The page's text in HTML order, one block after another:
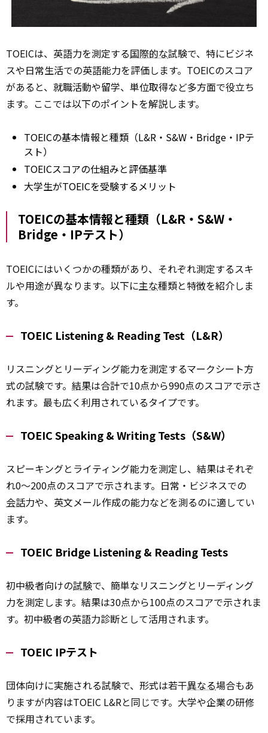
TOEICは、英語力を測定する国際的な試験で、特にビジネ
スや日常生活での英語能力を評価します。TOEICのスコア
があると、就職活動や留学、単位取得など多方面で役立ち
ます。ここでは以下のポイントを解説します。
TOEICの基本情報と種類（L&R・S&W・Bridge・IPテ
スト）
TOEICスコアの仕組みと評価基準
大学生がTOEICを受験するメリット
TOEICの基本情報と種類（L&R・S&W・
Bridge・IPテスト）
TOEICにはいくつかの種類があり、それぞれ測定するスキ
ルや用途が異なります。以下に主な種類と特徴を紹介しま
す。
TOEIC Listening & Reading Test（L&R）
リスニングとリーディング能力を測定するマークシート方
式の試験です。 結果は合計で10点から990点のスコアで示さ
れます。最も広く利用されているタイプです。
TOEIC Speaking & Writing Tests（S&W）
スピーキングとライティング能力を測定し、結果はそれぞ
れ0～200点のスコアで示されます。日常・ビジネスでの
会話力や、英文メール作成の能力などを測るのに適してい
ます。
TOEIC Bridge Listening & Reading Tests
初中級者向けの試験で、簡単なリスニングとリーディング
力を測定します。結果は30点から100点のスコアで示されま
す。初中級者の英語力診断として活用されます。
TOEIC IPテスト
団体向けに実施される試験で、形式は若干異なる場合もあ
りますが内容はTOEIC L&Rと同じです。大学や企業の研修
で採用されています。